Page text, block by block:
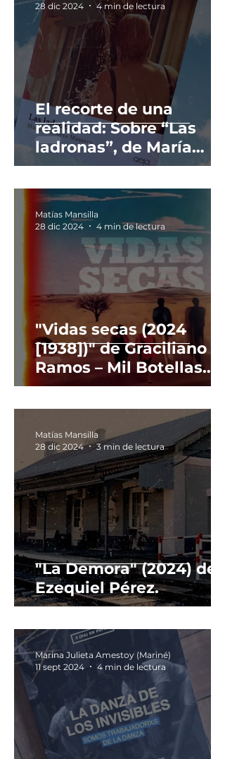
El recorte de una
realidad: Sobre “Las
ladronas”, de María
Victoria Massaro.
28 dic 2024 4 min de lectura
"Vidas secas (2024
[1938])" de Graciliano
Ramos – Mil Botellas
Editorial.
Matías Mansilla
28 dic 2024
4 min de lectura
"La Demora" (2024) de
Ezequiel Pérez.
Matías Mansilla
28 dic 2024
3 min de lectura
Marina Julieta Amestoy (Mariné)
11 sept 2024
4 min de lectura